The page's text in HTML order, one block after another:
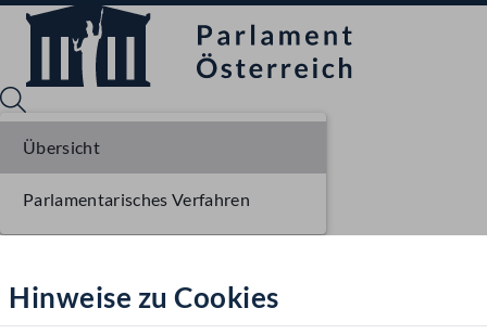
Hilfe
Hinweise zu Cookies
Übersicht
Parlamentarisches Verfahren